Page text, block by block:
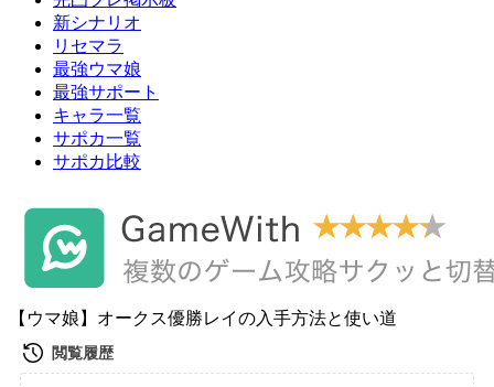
新シナリオ
リセマラ
最強ウマ娘
最強サポート
キャラ一覧
サポカ一覧
サポカ比較
【ウマ娘】オークス優勝レイの入手方法と使い道